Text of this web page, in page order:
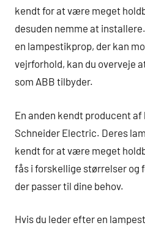
kendt for at være meget
desuden nemme at
en lampestikprop, der kan
vejrforhold, kan du overveje
som ABB tilbyder.
En anden kendt producent
Schneider Electric. Deres
kendt for at være meget
fås i forskellige størrelser og
der passer til dine behov.
Hvis du leder efter en